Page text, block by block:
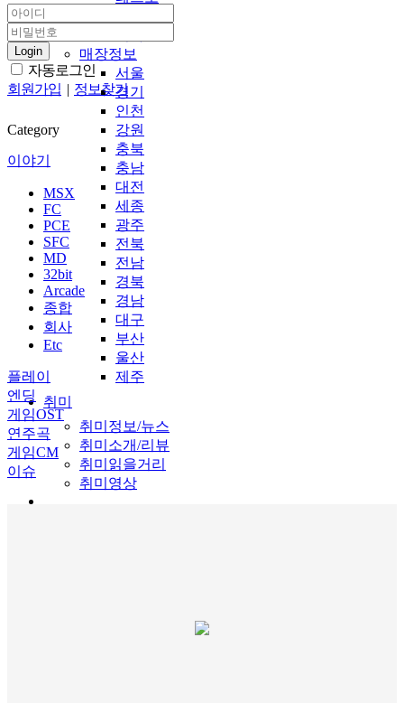
매장정보
서울
경기
인천
강원
충북
충남
대전
세종
광주
전북
전남
경북
경남
대구
부산
울산
제주
취미
취미정보/뉴스
취미소개/리뷰
취미읽을거리
취미영상
Login
자동로그인
회원가입 | 정보찾기
Category
이야기
MSX
FC
PCE
SFC
MD
32bit
Arcade
종합
회사
Etc
플레이
엔딩
게임OST
연주곡
게임CM
이슈